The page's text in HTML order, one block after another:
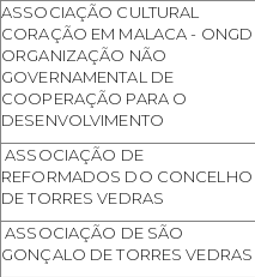
ASSOCIAÇÃO CULTURAL
CORAÇÃO EM MALACA - ONGD
ORGANIZAÇÃO NÃO
GOVERNAMENTAL DE
COOPERAÇÃO PARA O
DESENVOLVIMENTO
ASSOCIAÇÃO DE
REFORMADOS DO CONCELHO
DE TORRES VEDRAS
ASSOCIAÇÃO DE SÃO
GONÇALO DE TORRES VEDRAS